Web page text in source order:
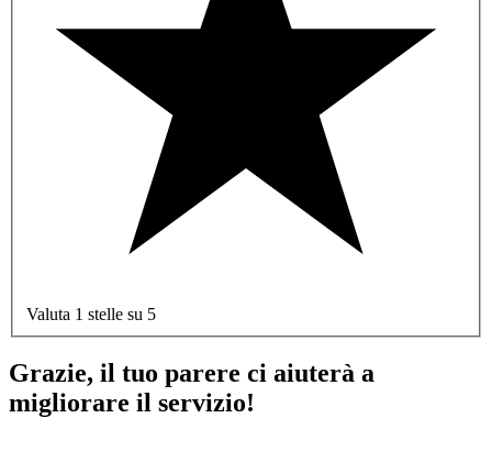
Valuta 1 stelle su 5
Grazie, il tuo parere ci aiuterà a
migliorare il servizio!